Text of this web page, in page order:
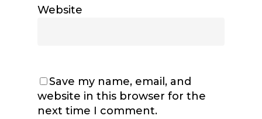
Website
Save my name, email, and
website in this browser for the
next time I comment.